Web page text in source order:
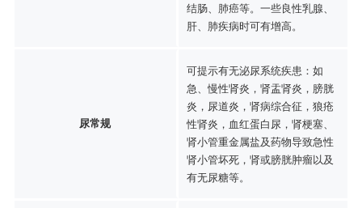
结肠、肺癌等。一些良性乳腺、
肝、肺疾病时可有增高。
尿常规
可提示有无泌尿系统疾患：如
急、慢性肾炎，肾盂肾炎，膀胱
炎，尿道炎，肾病综合征，狼疮
性肾炎，血红蛋白尿，肾梗塞、
肾小管重金属盐及药物导致急性
肾小管坏死，肾或膀胱肿瘤以及
有无尿糖等。